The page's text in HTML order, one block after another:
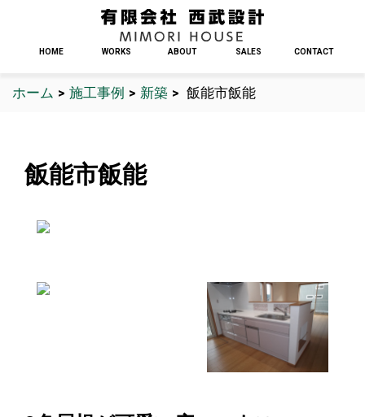
HOME WORKS ABOUT SALES CONTACT
ホーム > 施工事例 > 新築 > 飯能市飯能
飯能市飯能